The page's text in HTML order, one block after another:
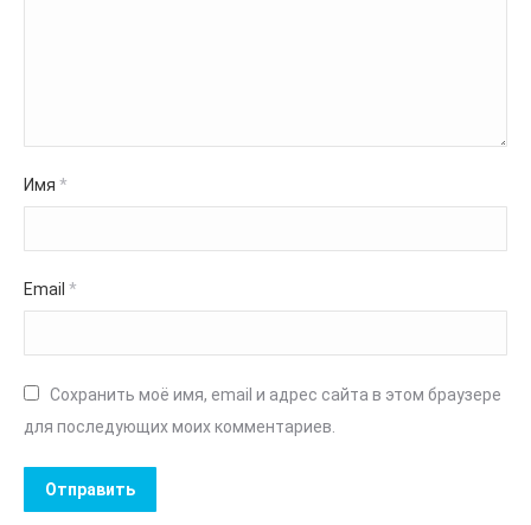
Имя *
Email *
Сохранить моё имя, email и адрес сайта в этом браузере
для последующих моих комментариев.